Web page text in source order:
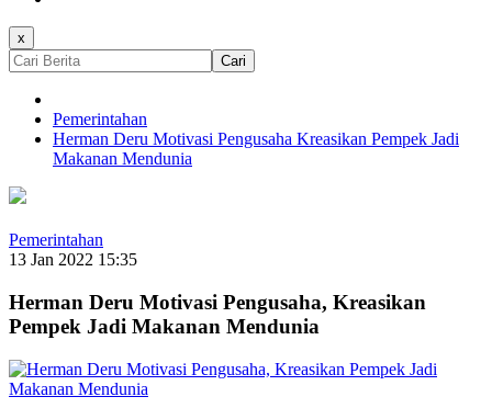
x
Cari
Pemerintahan
Herman Deru Motivasi Pengusaha Kreasikan Pempek Jadi
Makanan Mendunia
Pemerintahan
13 Jan 2022 15:35
Herman Deru Motivasi Pengusaha, Kreasikan
Pempek Jadi Makanan Mendunia